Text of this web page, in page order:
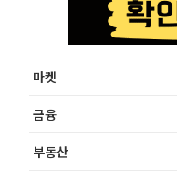
마켓
금융
부동산